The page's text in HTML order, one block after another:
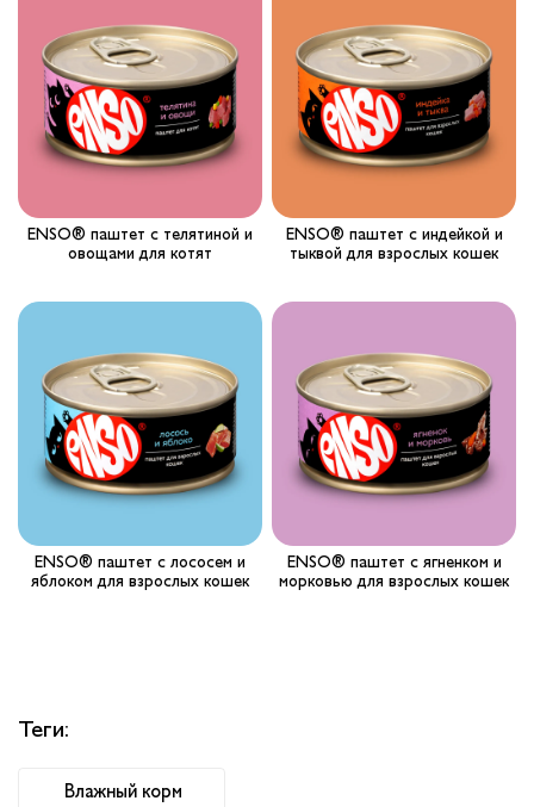
ENSO® паштет с телятиной и
овощами для котят
ENSO® паштет с индейкой и
тыквой для взрослых кошек
ENSO® паштет с лососем и
яблоком для взрослых кошек
ENSO® паштет с ягненком и
морковью для взрослых кошек
Теги:
Влажный корм